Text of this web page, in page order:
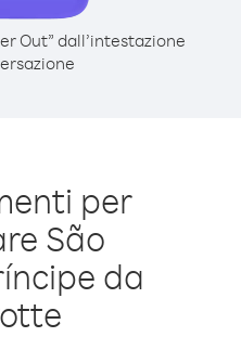
Out” dall’intestazione
per
São
da